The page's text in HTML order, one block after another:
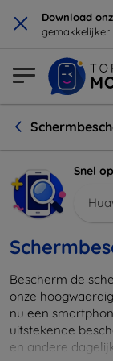
× Download
gemakkelijker
Snel
Bescherm de
onze
nu een
uitstekende
en andere